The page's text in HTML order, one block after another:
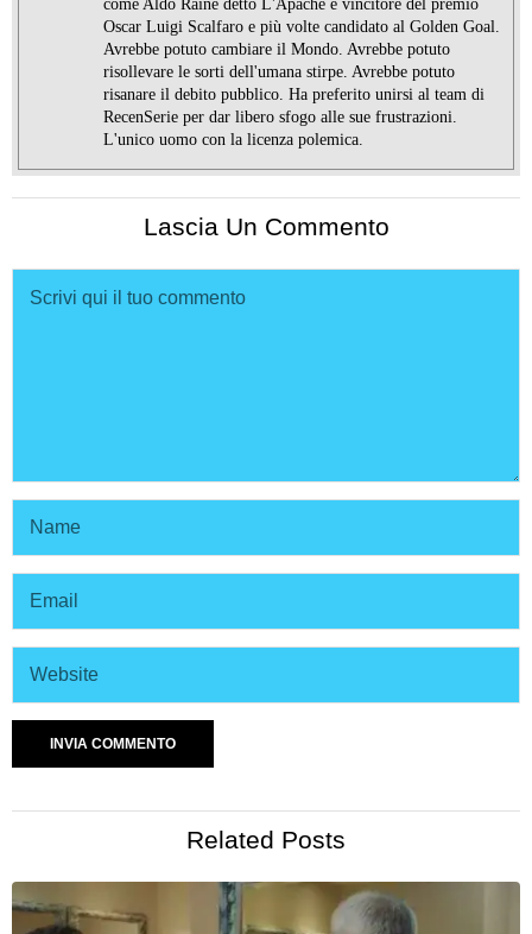
come Aldo Raine detto L'Apache è vincitore del premio
Oscar Luigi Scalfaro e più volte candidato al Golden Goal.
Avrebbe potuto cambiare il Mondo. Avrebbe potuto
risollevare le sorti dell'umana stirpe. Avrebbe potuto
risanare il debito pubblico. Ha preferito unirsi al team di
RecenSerie per dar libero sfogo alle sue frustrazioni.
L'unico uomo con la licenza polemica.
Lascia Un Commento
Related Posts